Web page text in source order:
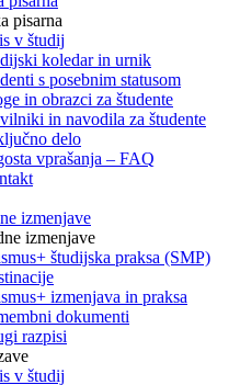
pisarna
v študij
koledar in urnik
s posebnim statusom
in obrazci za študente
in navodila za študente
delo
vprašanja – FAQ
izmenjave
izmenjave
študijska praksa (SMP)
izmenjava in praksa
dokumenti
razpisi
v študij